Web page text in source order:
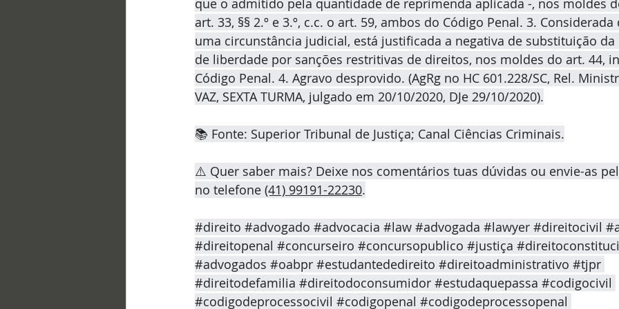
que o admitido pela quantidade de reprimenda aplicada -, nos moldes
art. 33, §§ 2.º e 3.º, c.c. o art. 59, ambos do Código Penal. 3.
uma circunstância judicial, está justificada a negativa de substituição
de liberdade por sanções restritivas de direitos, nos moldes do art. 44,
Código Penal. 4. Agravo desprovido. (AgRg no HC 601.228/SC, Rel.
VAZ, SEXTA TURMA, julgado em 20/10/2020, DJe 29/10/2020).
📚 Fonte: Superior Tribunal de Justiça; Canal Ciências Criminais.
⚠️ Quer saber mais? Deixe nos comentários tuas dúvidas ou envie-as
no telefone (41) 99191-22230.
#direito #advogado #advocacia #law #advogada #lawyer #direitocivil
#direitopenal #concurseiro #concursopublico #justiça
#advogados #oabpr #estudantededireito #direitoadministrativo #tjpr
#direitodefamilia #direitodoconsumidor #estudaquepassa #codigocivil
#codigodeprocessocivil #codigopenal #codigodeprocessopenal